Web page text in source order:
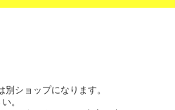
ショップになります。
。